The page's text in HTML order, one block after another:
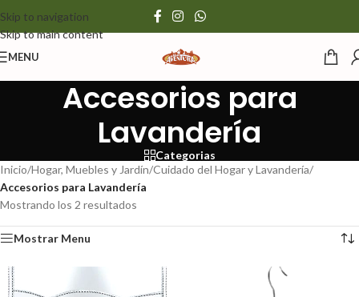
Skip to navigation
Skip to main content
MENU
Accesorios para
Lavandería
Categorias
Inicio/Hogar, Muebles y Jardín/Cuidado del Hogar y Lavandería/
Accesorios para Lavandería
Mostrando los 2 resultados
Mostrar Menu